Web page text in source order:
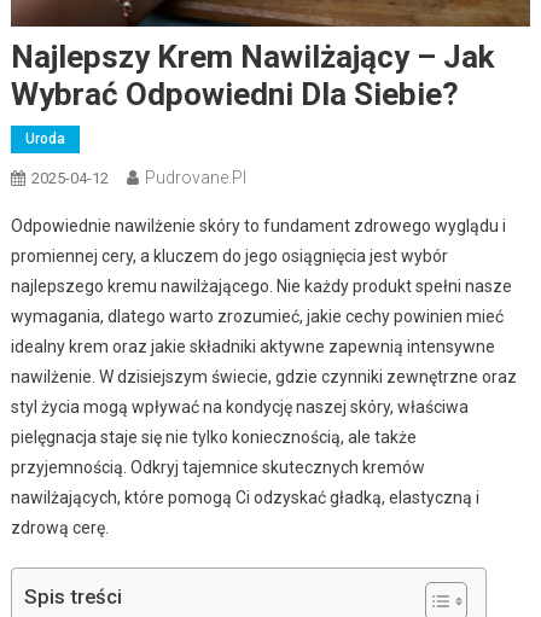
Najlepszy Krem Nawilżający – Jak
Wybrać Odpowiedni Dla Siebie?
Uroda
2025-04-12 Pudrovane.pl
Odpowiednie nawilżenie skóry to fundament zdrowego wyglądu i
promiennej cery, a kluczem do jego osiągnięcia jest wybór
najlepszego kremu nawilżającego. Nie każdy produkt spełni nasze
wymagania, dlatego warto zrozumieć, jakie cechy powinien mieć
idealny krem oraz jakie składniki aktywne zapewnią intensywne
nawilżenie. W dzisiejszym świecie, gdzie czynniki zewnętrzne oraz
styl życia mogą wpływać na kondycję naszej skóry, właściwa
pielęgnacja staje się nie tylko koniecznością, ale także
przyjemnością. Odkryj tajemnice skutecznych kremów
nawilżających, które pomogą Ci odzyskać gładką, elastyczną i
zdrową cerę.
Spis treści